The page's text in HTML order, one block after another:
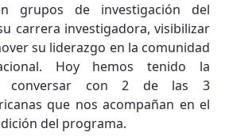
grupos de investigación del
carrera investigadora, visibilizar
su liderazgo en la comunidad
Hoy hemos tenido la
conversar con 2 de las 3
que nos acompañan en el
del programa.